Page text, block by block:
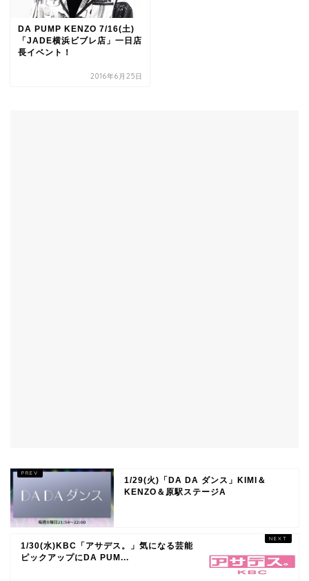
DA PUMP KENZO 7/16(土)
「JADE横浜ビブレ店」一日店
長イベント！
2016年6月25日
1/29(火)「DA DA ダンス」KIMI＆
KENZO＆原駅ステージA
1/30(水)KBC「アサデス。」気になる芸能
ピックアップにDA PUM...